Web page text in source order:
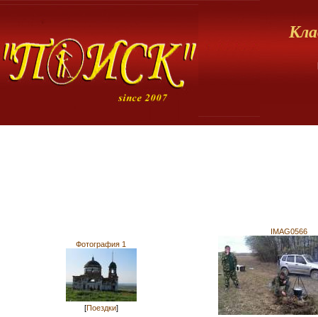
Фотография 1
[Поездки]
IMAG0566